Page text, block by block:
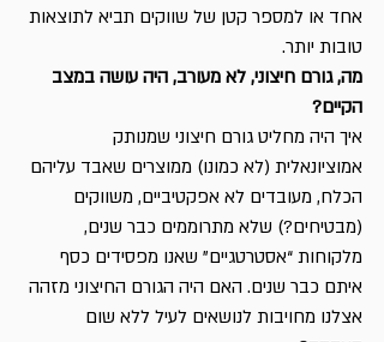
אחד או למספר קטן של שווקים תביא לתוצאות
טובות יותר.
מה, גורם חיצוני, לא מעורב, היה עושה במצב
הקיים?
איך היה מחליט גורם חיצוני שמנותק
אמוציונאלית (לא כמונו) ממוצרים שאבד עליהם
הכלח, מעובדים לא אפקטיביים, משווקים
(מבטיחים?) שלא מתרוממים כבר שנים,
מלקוחות “אסטרטגיים” שאנו מפסידים כסף
איתם כבר שנים. האם היה הגורם החיצוני מזהה
אצלנו מחויבות לנושאים לעיל ללא שום